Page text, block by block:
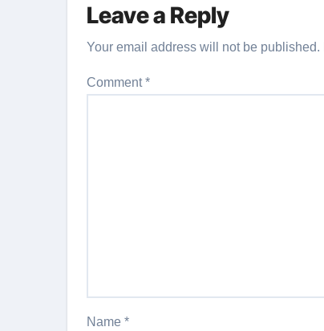
Leave a Reply
Your email address will not be published.
Comment*
Name *